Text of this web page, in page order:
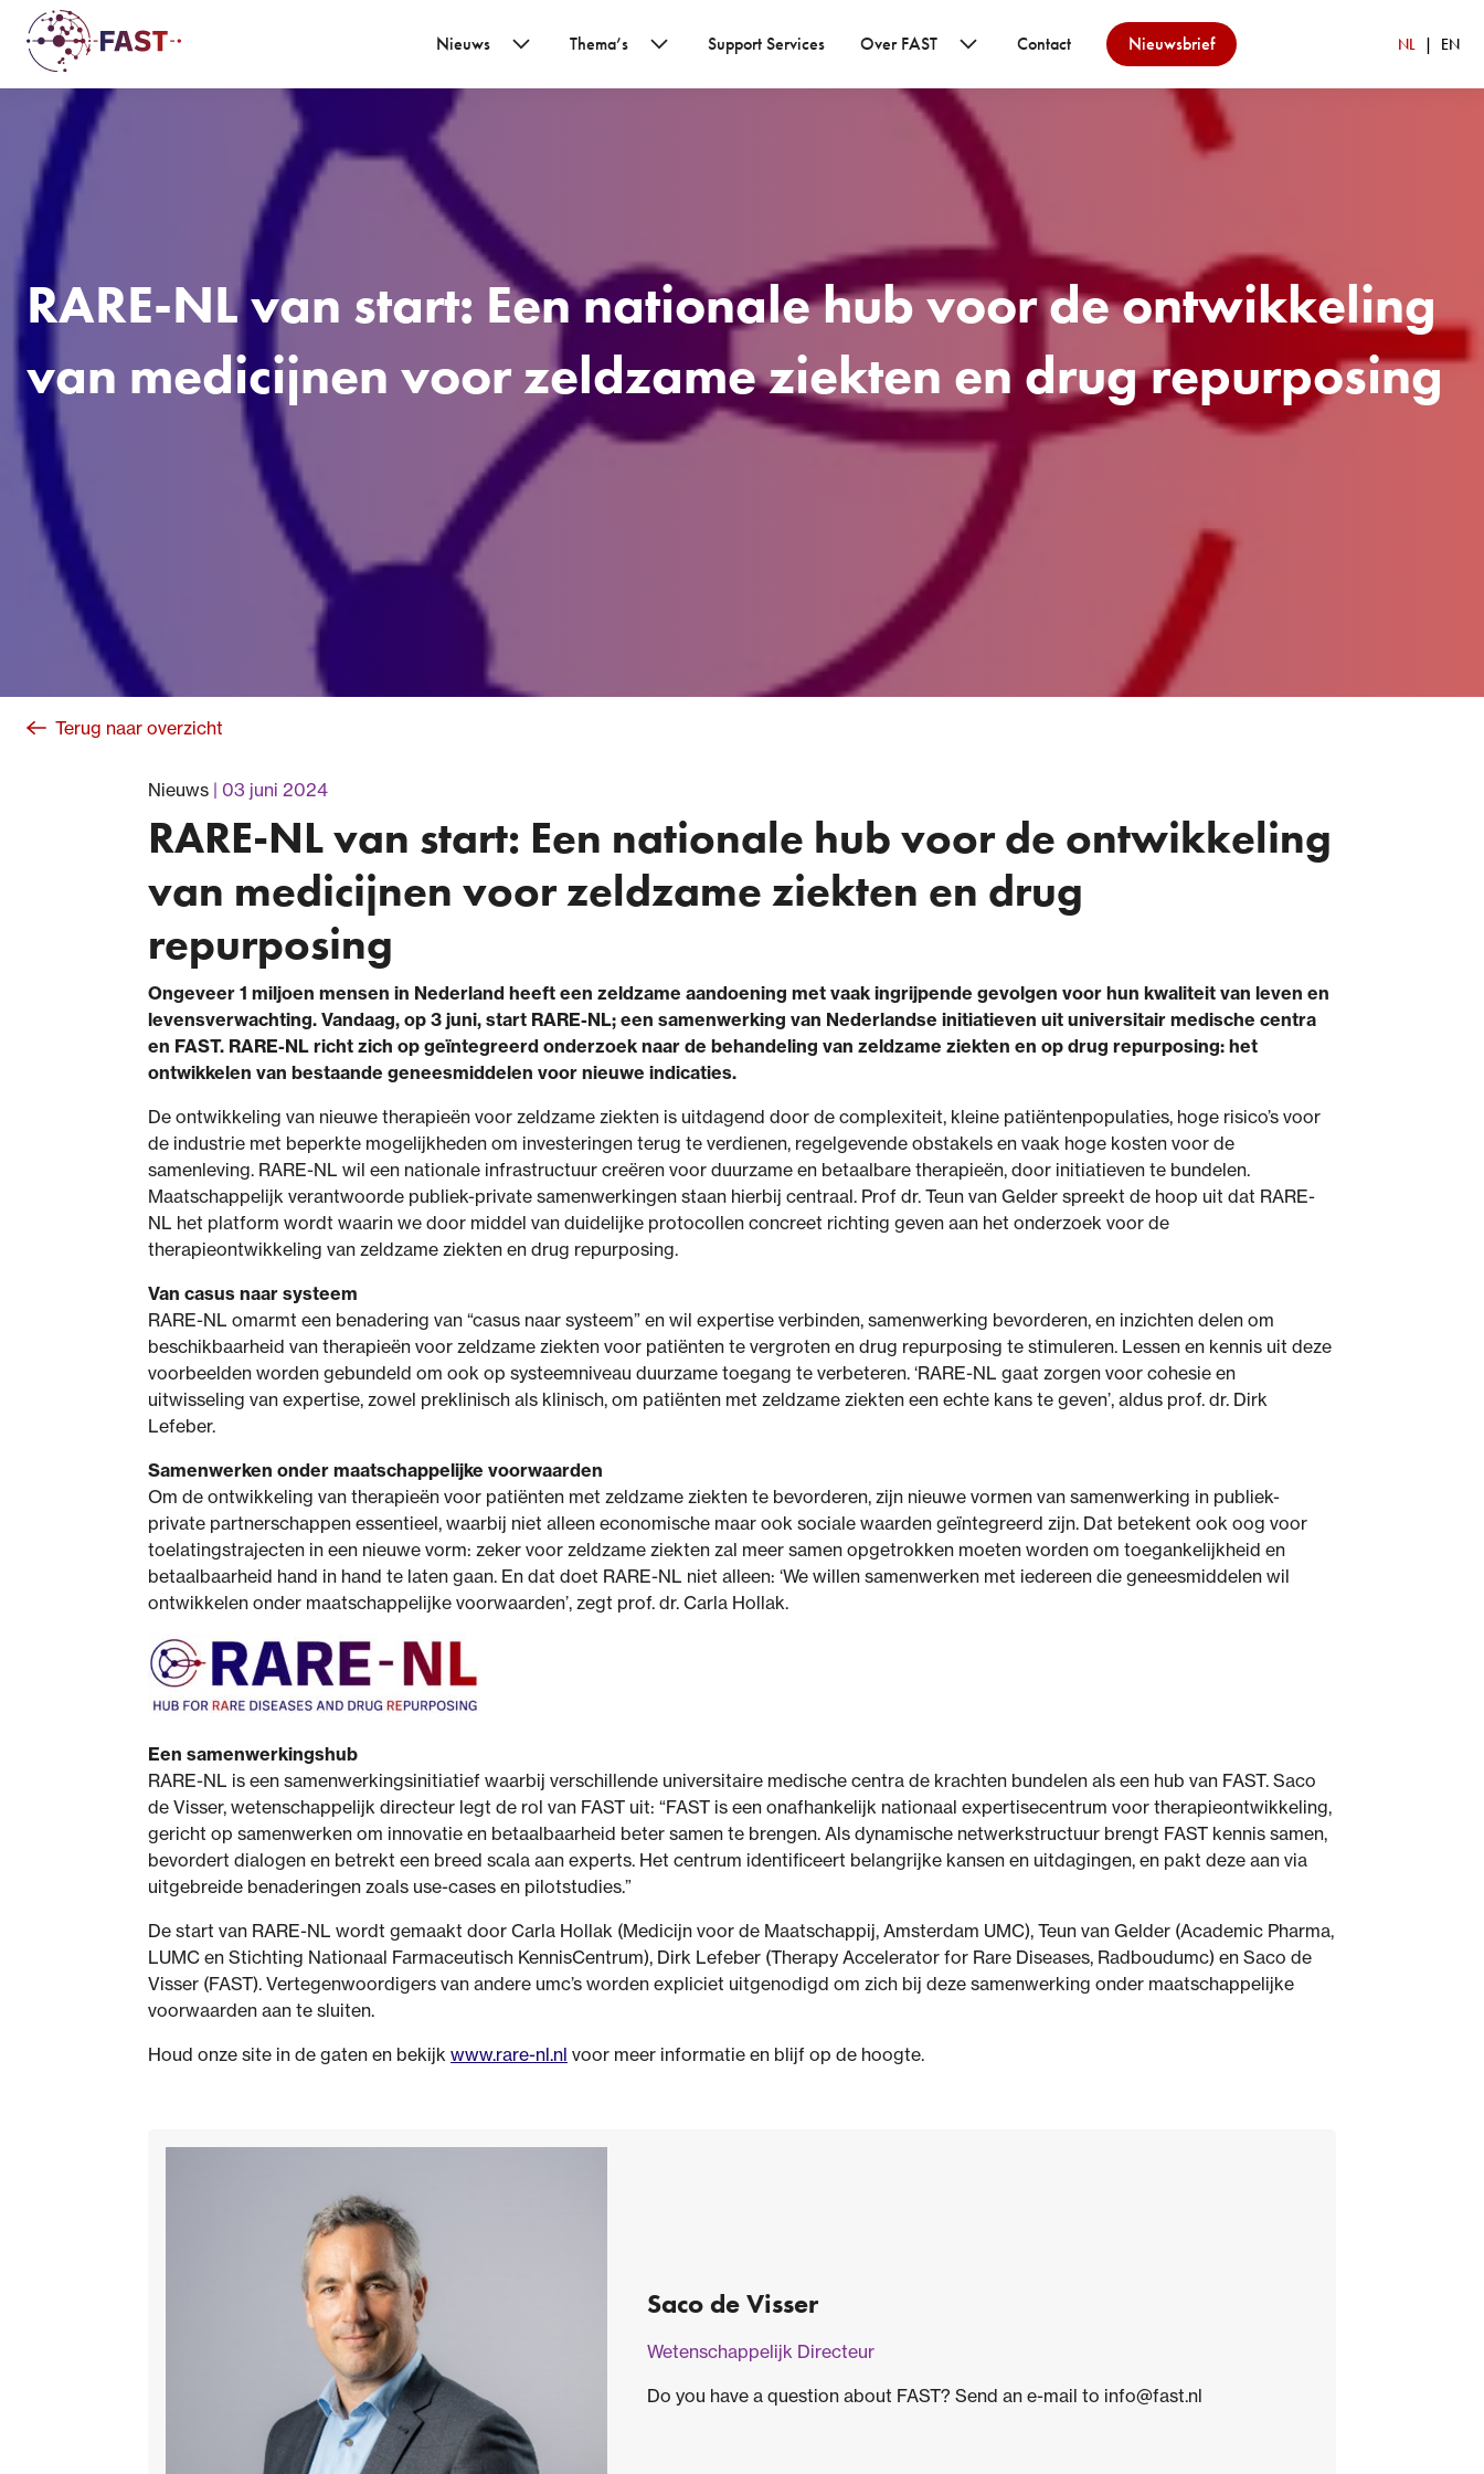
Nieuws Thema’s Support Services Over FAST Contact Nieuwsbrief NL EN
RARE-NL van start: Een nationale hub voor de ontwikkeling
van medicijnen voor zeldzame ziekten en drug repurposing
Terug naar overzicht
Nieuws 03 juni 2024
RARE-NL van start: Een nationale hub voor de ontwikkeling
van medicijnen voor zeldzame ziekten en drug
repurposing
Ongeveer 1 miljoen mensen in Nederland heeft een zeldzame aandoening met vaak ingrijpende gevolgen voor hun kwaliteit van leven en
levensverwachting. Vandaag, op 3 juni, start RARE-NL; een samenwerking van Nederlandse initiatieven uit universitair medische centra
en FAST. RARE-NL richt zich op geïntegreerd onderzoek naar de behandeling van zeldzame ziekten en op drug repurposing: het
ontwikkelen van bestaande geneesmiddelen voor nieuwe indicaties.
De ontwikkeling van nieuwe therapieën voor zeldzame ziekten is uitdagend door de complexiteit, kleine patiëntenpopulaties, hoge risico’s voor
de industrie met beperkte mogelijkheden om investeringen terug te verdienen, regelgevende obstakels en vaak hoge kosten voor de
samenleving. RARE-NL wil een nationale infrastructuur creëren voor duurzame en betaalbare therapieën, door initiatieven te bundelen.
Maatschappelijk verantwoorde publiek-private samenwerkingen staan hierbij centraal. Prof dr. Teun van Gelder spreekt de hoop uit dat RARE-
NL het platform wordt waarin we door middel van duidelijke protocollen concreet richting geven aan het onderzoek voor de
therapieontwikkeling van zeldzame ziekten en drug repurposing.
Van casus naar systeem
RARE-NL omarmt een benadering van “casus naar systeem” en wil expertise verbinden, samenwerking bevorderen, en inzichten delen om
beschikbaarheid van therapieën voor zeldzame ziekten voor patiënten te vergroten en drug repurposing te stimuleren. Lessen en kennis uit deze
voorbeelden worden gebundeld om ook op systeemniveau duurzame toegang te verbeteren. ‘RARE-NL gaat zorgen voor cohesie en
uitwisseling van expertise, zowel preklinisch als klinisch, om patiënten met zeldzame ziekten een echte kans te geven’, aldus prof. dr. Dirk
Lefeber.
Samenwerken onder maatschappelijke voorwaarden
Om de ontwikkeling van therapieën voor patiënten met zeldzame ziekten te bevorderen, zijn nieuwe vormen van samenwerking in publiek-
private partnerschappen essentieel, waarbij niet alleen economische maar ook sociale waarden geïntegreerd zijn. Dat betekent ook oog voor
toelatingstrajecten in een nieuwe vorm: zeker voor zeldzame ziekten zal meer samen opgetrokken moeten worden om toegankelijkheid en
betaalbaarheid hand in hand te laten gaan. En dat doet RARE-NL niet alleen: ‘We willen samenwerken met iedereen die geneesmiddelen wil
ontwikkelen onder maatschappelijke voorwaarden’, zegt prof. dr. Carla Hollak.
Een samenwerkingshub
RARE-NL is een samenwerkingsinitiatief waarbij verschillende universitaire medische centra de krachten bundelen als een hub van FAST. Saco
de Visser, wetenschappelijk directeur legt de rol van FAST uit: “FAST is een onafhankelijk nationaal expertisecentrum voor therapieontwikkeling,
gericht op samenwerken om innovatie en betaalbaarheid beter samen te brengen. Als dynamische netwerkstructuur brengt FAST kennis samen,
bevordert dialogen en betrekt een breed scala aan experts. Het centrum identificeert belangrijke kansen en uitdagingen, en pakt deze aan via
uitgebreide benaderingen zoals use-cases en pilotstudies.”
De start van RARE-NL wordt gemaakt door Carla Hollak (Medicijn voor de Maatschappij, Amsterdam UMC), Teun van Gelder (Academic Pharma,
LUMC en Stichting Nationaal Farmaceutisch KennisCentrum), Dirk Lefeber (Therapy Accelerator for Rare Diseases, Radboudumc) en Saco de
Visser (FAST). Vertegenwoordigers van andere umc’s worden expliciet uitgenodigd om zich bij deze samenwerking onder maatschappelijke
voorwaarden aan te sluiten.
Houd onze site in de gaten en bekijk www.rare-nl.nl voor meer informatie en blijf op de hoogte.
Saco de Visser
Wetenschappelijk Directeur
Do you have a question about FAST? Send an e-mail to info@fast.nl